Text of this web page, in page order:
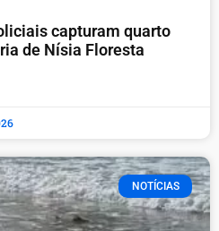
capturam quarto
de Nísia Floresta
NOTÍCIAS